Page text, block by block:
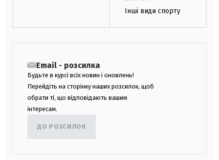
Інші види спорту
Email - розсилка
Будьте в курсі всіх новин і оновлень!
Перейдіть на сторінку наших розсилок, щоб
обрати ті, що відповідають вашим
інтересам.
ДО РОЗСИЛОК